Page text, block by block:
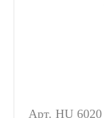
Арт. HU